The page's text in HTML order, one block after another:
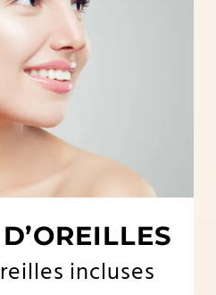
incluses